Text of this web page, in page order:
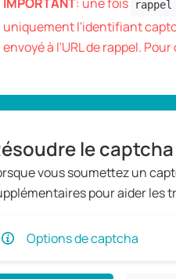
rappel
uniquement l'identifiant
envoyé à l'URL de rappel.
le captcha
vous soumettez un
pour aider les
Options de captcha